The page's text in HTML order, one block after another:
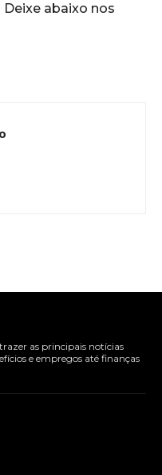
Deixe abaixo nos
as principais notícias
e empregos até finanças